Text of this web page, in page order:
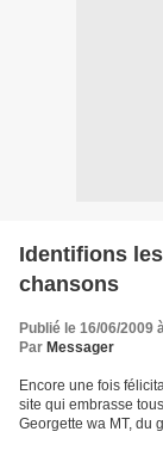
Identifions
chansons
Publié le 16/06/2009
Par Messager
Encore une fois
site qui embrasse
Georgette wa MT, du